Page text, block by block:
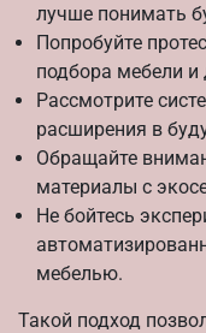
лучше понимать
Попробуйте
подбора мебели и
Рассмотрите
расширения в
Обращайте
материалы с
Не бойтесь
мебелью.
Такой подход